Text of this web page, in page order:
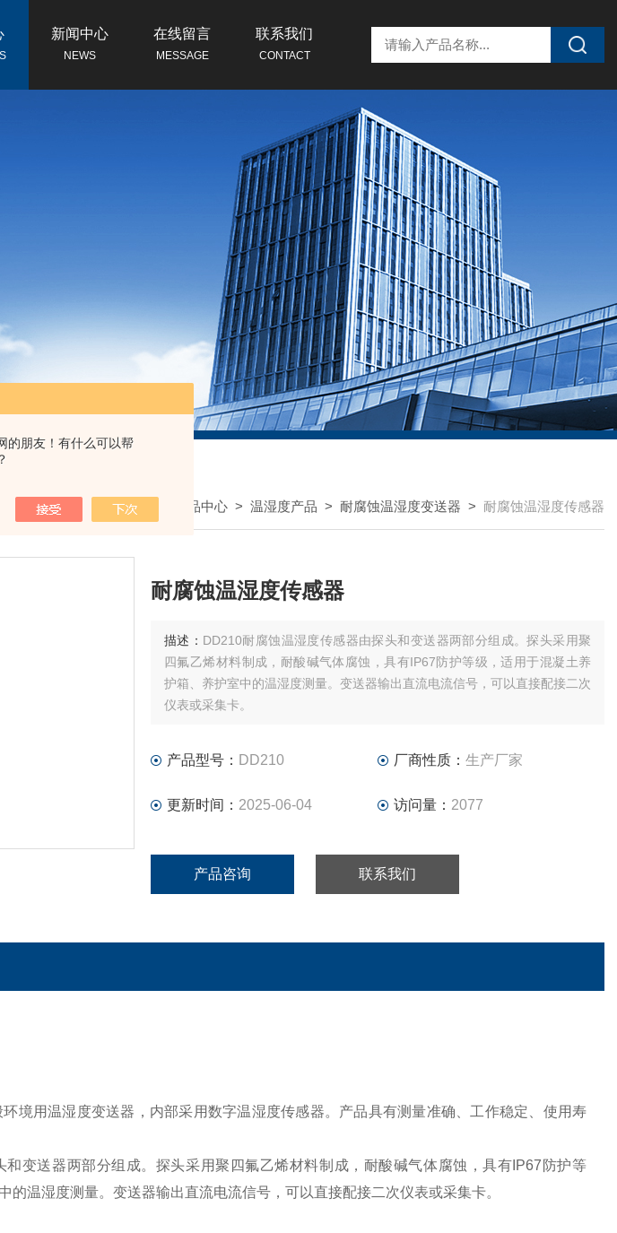
的朋友！有什么可以帮
新闻中心
NEWS
在线留言
MESSAGE
联系我们
CONTACT
我的位置：首页 产品中心 > 温湿度产品 > 耐腐蚀温湿度变送器 > 耐腐蚀温湿度传感器
耐腐蚀温湿度传感器
描述： DD210耐腐蚀温湿度传感器由探头和变送器两部分组成。探头采用聚
四氟乙烯材料制成，耐酸碱气体腐蚀，具有IP67防护等级，适用于混凝土养
护箱、养护室中的温湿度测量。变送器输出直流电流信号，可以直接配接二次
仪表或采集卡。
产品型号： DD210 厂商性质： 生产厂家
更新时间： 2025-06-04 访问量： 2077
产品咨询 联系我们
环境用温湿度变送器，内部采用数字温湿度传感器。产品具有测量准确、工作稳定、使用寿
和变送器两部分组成。探头采用聚四氟乙烯材料制成，耐酸碱气体腐蚀，具有IP67防护等
的温湿度测量。变送器输出直流电流信号，可以直接配接二次仪表或采集卡。